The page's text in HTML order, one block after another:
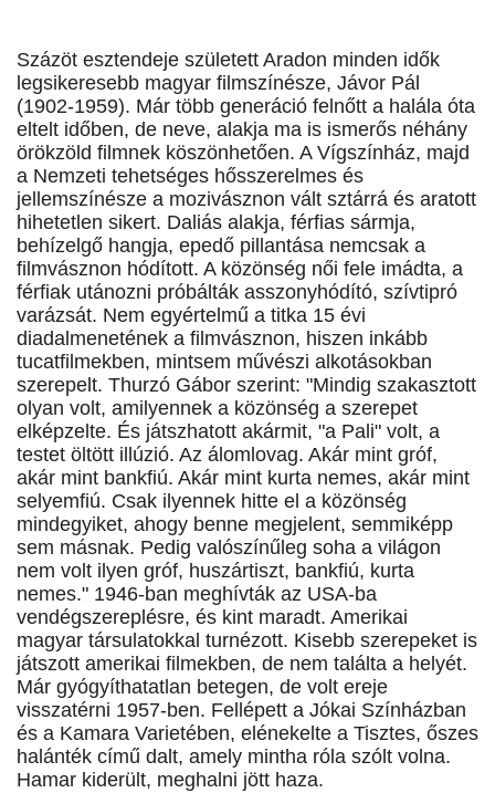
Százöt esztendeje született Aradon minden idők
legsikeresebb magyar filmszínésze, Jávor Pál
(1902-1959). Már több generáció felnőtt a halála óta
eltelt időben, de neve, alakja ma is ismerős néhány
örökzöld filmnek köszönhetően. A Vígszínház, majd
a Nemzeti tehetséges hősszerelmes és
jellemszínésze a mozivásznon vált sztárrá és aratott
hihetetlen sikert. Daliás alakja, férfias sármja,
behízelgő hangja, epedő pillantása nemcsak a
filmvásznon hódított. A közönség női fele imádta, a
férfiak utánozni próbálták asszonyhódító, szívtipró
varázsát. Nem egyértelmű a titka 15 évi
diadalmenetének a filmvásznon, hiszen inkább
tucatfilmekben, mintsem művészi alkotásokban
szerepelt. Thurzó Gábor szerint: "Mindig szakasztott
olyan volt, amilyennek a közönség a szerepet
elképzelte. És játszhatott akármit, "a Pali" volt, a
testet öltött illúzió. Az álomlovag. Akár mint gróf,
akár mint bankfiú. Akár mint kurta nemes, akár mint
selyemfiú. Csak ilyennek hitte el a közönség
mindegyiket, ahogy benne megjelent, semmiképp
sem másnak. Pedig valószínűleg soha a világon
nem volt ilyen gróf, huszártiszt, bankfiú, kurta
nemes." 1946-ban meghívták az USA-ba
vendégszereplésre, és kint maradt. Amerikai
magyar társulatokkal turnézott. Kisebb szerepeket is
játszott amerikai filmekben, de nem találta a helyét.
Már gyógyíthatatlan betegen, de volt ereje
visszatérni 1957-ben. Fellépett a Jókai Színházban
és a Kamara Varietében, elénekelte a Tisztes, őszes
halánték című dalt, amely mintha róla szólt volna.
Hamar kiderült, meghalni jött haza.